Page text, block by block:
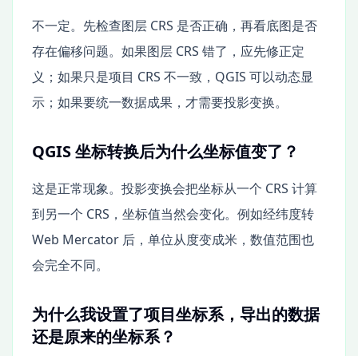
不一定。先检查图层 CRS 是否正确，再看底图是否
存在偏移问题。如果图层 CRS 错了，应先修正定
义；如果只是项目 CRS 不一致，QGIS 可以动态显
示；如果要统一数据成果，才需要投影变换。
QGIS 坐标转换后为什么坐标值变了？
这是正常现象。投影变换会把坐标从一个 CRS 计算
到另一个 CRS，坐标值当然会变化。例如经纬度转
Web Mercator 后，单位从度变成米，数值范围也
会完全不同。
为什么我设置了项目坐标系，导出的数据
还是原来的坐标系？